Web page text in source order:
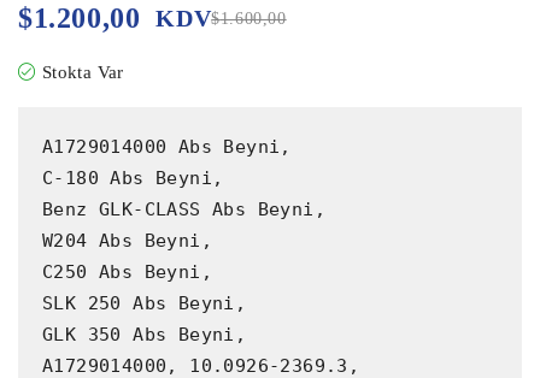
$1.600,00
$1.200,00 KDV
Stokta Var
A1729014000 Abs Beyni,
C-180 Abs Beyni,
Benz GLK-CLASS Abs Beyni,
W204 Abs Beyni,
C250 Abs Beyni,
SLK 250 Abs Beyni,
GLK 350 Abs Beyni,
A1729014000, 10.0926-2369.3,